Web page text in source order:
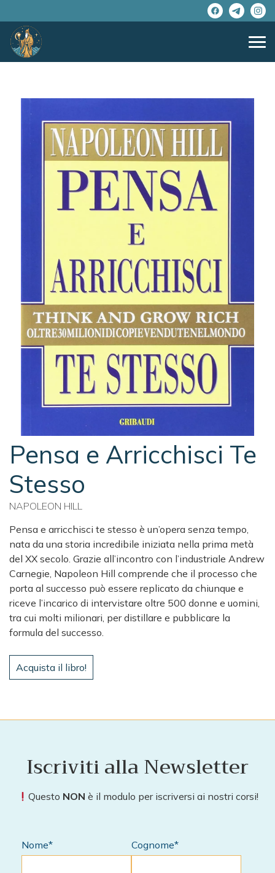
Pensa e Arricchisci Te
Stesso
NAPOLEON HILL
Pensa e arricchisci te stesso è un’opera senza tempo,
nata da una storia incredibile iniziata nella prima metà
del XX secolo. Grazie all’incontro con l’industriale Andrew
Carnegie, Napoleon Hill comprende che il processo che
porta al successo può essere replicato da chiunque e
riceve l’incarico di intervistare oltre 500 donne e uomini,
tra cui molti milionari, per distillare e pubblicare la
formula del successo.
Acquista il libro!
Iscriviti alla Newsletter
Questo NON è il modulo per iscriversi ai nostri corsi!
Nome* Cognome*